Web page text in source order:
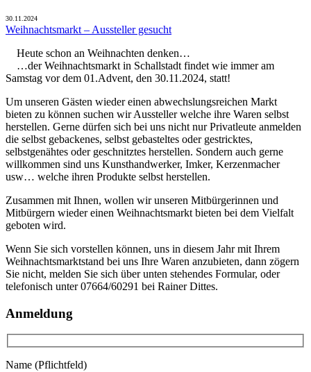
30.11.2024
Weihnachtsmarkt – Aussteller gesucht
Heute schon an Weihnachten denken…
…der Weihnachtsmarkt in Schallstadt findet wie immer am
Samstag vor dem 01.Advent, den 30.11.2024, statt!
Um unseren Gästen wieder einen abwechslungsreichen Markt
bieten zu können suchen wir Aussteller welche ihre Waren selbst
herstellen. Gerne dürfen sich bei uns nicht nur Privatleute anmelden
die selbst gebackenes, selbst gebasteltes oder gestricktes,
selbstgenähtes oder geschnitztes herstellen. Sondern auch gerne
willkommen sind uns Kunsthandwerker, Imker, Kerzenmacher
usw… welche ihren Produkte selbst herstellen.
Zusammen mit Ihnen, wollen wir unseren Mitbürgerinnen und
Mitbürgern wieder einen Weihnachtsmarkt bieten bei dem Vielfalt
geboten wird.
Wenn Sie sich vorstellen können, uns in diesem Jahr mit Ihrem
Weihnachtsmarktstand bei uns Ihre Waren anzubieten, dann zögern
Sie nicht, melden Sie sich über unten stehendes Formular, oder
telefonisch unter 07664/60291 bei Rainer Dittes.
Anmeldung
Name (Pflichtfeld)